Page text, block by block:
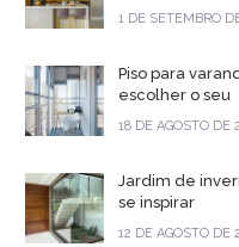
1 DE SETEMBRO
Piso para
escolher o seu
18 DE AGOSTO DE
Jardim de
se inspirar
12 DE AGOSTO DE